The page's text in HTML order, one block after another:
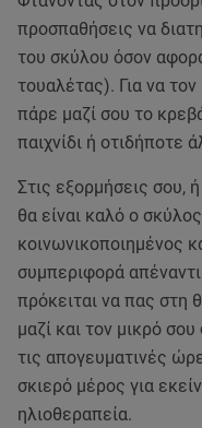
προσπαθήσεις να
του σκύλου όσον
τουαλέτας). Για να
πάρε μαζί σου το
παιχνίδι ή οτιδήποτε
Στις εξορμήσεις σου,
θα είναι καλό ο
κοινωνικοποιημένος
συμπεριφορά
πρόκειται να πας στη
μαζί και τον μικρό
τις απογευματινές
σκιερό μέρος για
ηλιοθεραπεία.